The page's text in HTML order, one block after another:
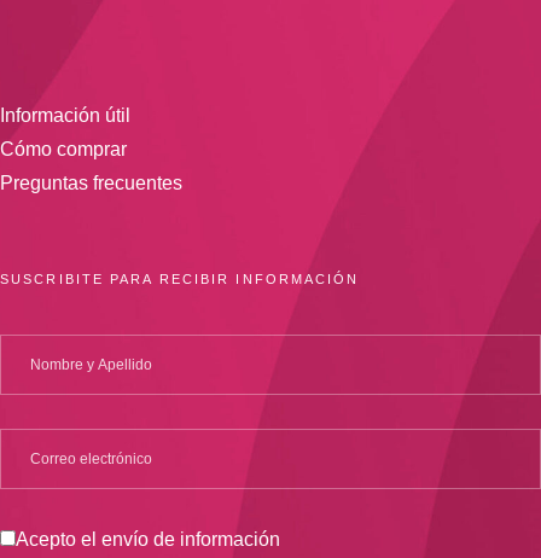
Información útil
Cómo comprar
Preguntas frecuentes
SUSCRIBITE PARA RECIBIR INFORMACIÓN
Acepto el envío de información